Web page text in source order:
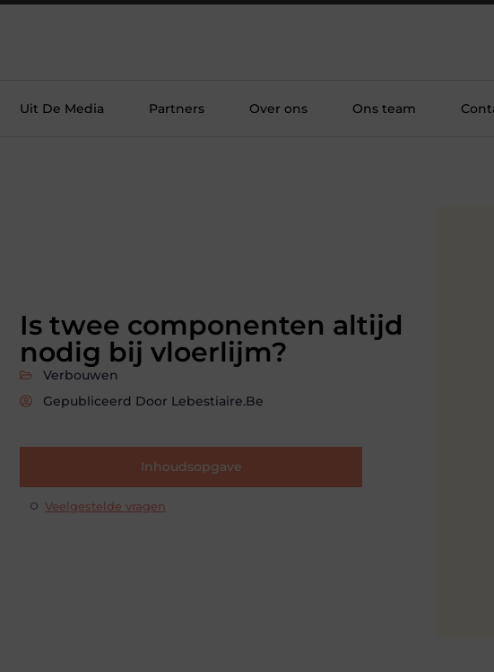
Uit De Media Partners Over ons Ons team
Is twee componenten altijd
nodig bij vloerlijm?
Verbouwen
Gepubliceerd Door Lebestiaire.be
Inhoudsopgave
Veelgestelde vragen